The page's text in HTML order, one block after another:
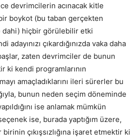
devrimcilerin acınacak kitle
boykot (bu taban gerçekten
hiçbir görülebilir etki
adayınızı çıkardığınızda vaka daha
zaten devrimciler de bunun
ki kendi programlarının
amaçladıklarını ileri sürerler bu
bunun neden seçim döneminde
ise anlamak mümkün
ise, burada yaptığım üzere,
çıkışsızlığına işaret etmektir ki